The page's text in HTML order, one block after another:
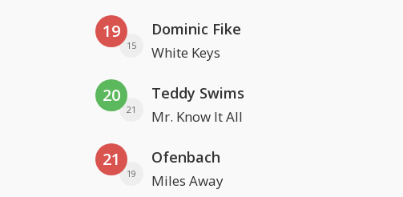
19
15
Dominic Fike
White Keys
20
21
Teddy Swims
Mr. Know It All
21
19
Ofenbach
Miles Away